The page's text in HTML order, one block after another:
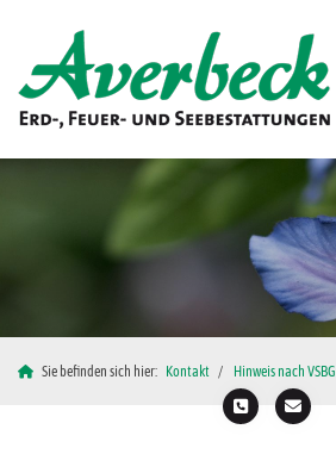
Sie befinden sich hier: Kontakt Hinweis nach VSBG